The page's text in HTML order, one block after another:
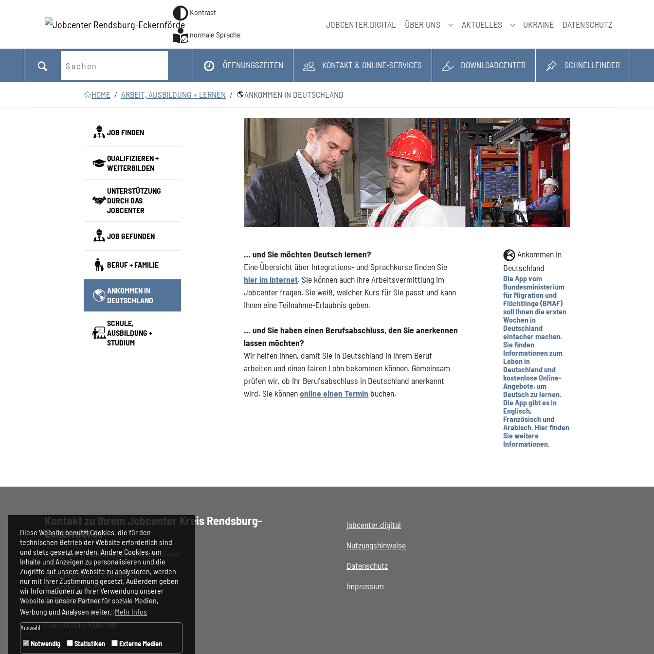
Kontrast
normale Sprache
JOBCENTER.DIGITAL ÜBER UNS
SUBMENU FÜR "ÜBER UNS"
AKTUELLES
SUBMENU FÜR "AKTUELLES"
UKRAINE DATENSCHUTZ
ÖFFNUNGSZEITEN KONTAKT & ONLINE-SERVICES DOWNLOADCENTER SCHNELLFINDER
HOME ARBEIT, AUSBILDUNG + LERNEN ANKOMMEN IN DEUTSCHLAND
… und Sie möchten Deutsch lernen?
Eine Übersicht über Integrations- und Sprachkurse finden Sie
hier im Internet. Sie können auch Ihre Arbeitsvermittlung im
Jobcenter fragen. Sie weiß, welcher Kurs für Sie passt und kann
Ihnen eine Teilnahme-Erlaubnis geben.
… und Sie haben einen Berufsabschluss, den Sie anerkennen
lassen möchten?
Wir helfen Ihnen, damit Sie in Deutschland in Ihrem Beruf
arbeiten und einen fairen Lohn bekommen können. Gemeinsam
prüfen wir, ob Ihr Berufsabschluss in Deutschland anerkannt
wird. Sie könnenonline einen Termin buchen.
Ankommen in
Deutschland
Die App vom
Bundesministerium
für Migration und
Flüchtlinge (BMAF)
soll Ihnen die ersten
Wochen in
Deutschland
einfacher machen.
Sie finden
Informationen zum
Leben in
Deutschland und
kostenlose Online-
Angebote, um
Deutsch zu lernen.
Die App gibt es in
Englisch,
Französisch und
Arabisch. Hier finden
Sie weitere
Informationen.
JOB FINDEN
QUALIFIZIEREN +
WEITERBILDEN
UNTERSTÜTZUNG
DURCH DAS
JOBCENTER
JOB GEFUNDEN
BERUF + FAMILIE
ANKOMMEN IN
DEUTSCHLAND
SCHULE,
AUSBILDUNG +
STUDIUM
Kontakt zu Ihrem Jobcenter Kreis Rendsburg-
Eckernförde
Jobcenter Kreis Rendsburg-Eckernförde
Leistungszentrum Rendsburg
Arsenalstr. 18-22
24768 Rendsburg
Tel: 04331 - 4385 588
Fax: 04331 - 4385 299
jobcenter.digital
Nutzungshinweise
Datenschutz
Impressum
Diese Website benutzt Cookies, die für den
technischen Betrieb der Website erforderlich sind
und stets gesetzt werden. Andere Cookies, um
Inhalte und Anzeigen zu personalisieren und die
Zugriffe auf unsere Website zu analysieren, werden
nur mit Ihrer Zustimmung gesetzt. Außerdem geben
wir Informationen zu Ihrer Verwendung unserer
Website an unsere Partner für soziale Medien,
Werbung und Analysen weiter. Mehr Infos
Auswahl
Notwendig Statistiken Externe Medien